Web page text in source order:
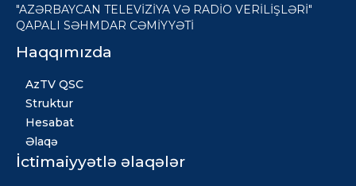
"AZƏRBAYCAN TELEVİZİYA VƏ RADİO VERİLİŞLƏRİ"
QAPALI SƏHMDAR CƏMİYYƏTİ
Haqqımızda
AzTV QSC
Struktur
Hesabat
Əlaqə
İctimaiyyətlə əlaqələr